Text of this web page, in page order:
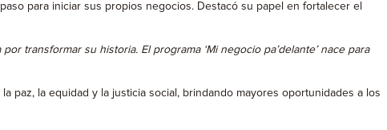
para iniciar sus propios negocios. Destacó su papel en fortalecer el
transformar su historia. El programa ‘Mi negocio pa’delante’ nace para
paz, la equidad y la justicia social, brindando mayores oportunidades a los